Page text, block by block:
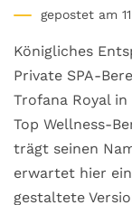
gepostet am
Königliches
Private SPA-
Trofana Royal
Top Wellness-
trägt seinen
erwartet hier
gestaltete